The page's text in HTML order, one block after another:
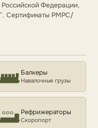
Федерации,
Сертификаты РМРС/
Балкеры
Навалочные грузы
Рефрижераторы
Скоропорт